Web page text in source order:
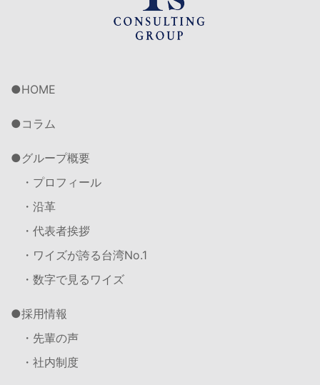
HOME
コラム
グループ概要
・プロフィール
・沿革
・代表者挨拶
・ワイズが誇る台湾No.1
・数字で見るワイズ
採用情報
・先輩の声
・社内制度